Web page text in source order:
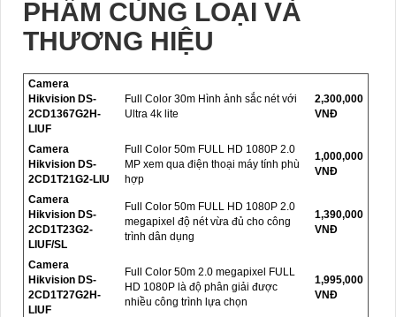
PHẨM CÙNG LOẠI VÀ
THƯƠNG HIỆU
Camera
Hikvision DS-
2CD1367G2H-
LIUF
Full Color 30m Hình ảnh sắc nét với
Ultra 4k lite
2,300,000
VNĐ
Camera
Hikvision DS-
2CD1T21G2-LIU
Full Color 50m FULL HD 1080P 2.0
MP xem qua điện thoại máy tính phù
hợp
1,000,000
VNĐ
Camera
Hikvision DS-
2CD1T23G2-
LIUF/SL
Full Color 50m FULL HD 1080P 2.0
megapixel độ nét vừa đủ cho công
trình dân dụng
1,390,000
VNĐ
Camera
Hikvision DS-
2CD1T27G2H-
LIUF
Full Color 50m 2.0 megapixel FULL
HD 1080P là độ phân giải được
nhiều công trình lựa chọn
1,995,000
VNĐ